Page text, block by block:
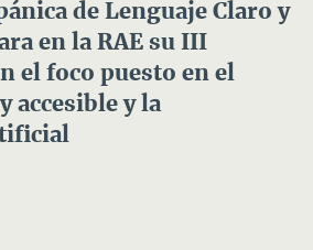
de Lenguaje Claro y
en la RAE su III
el foco puesto en el
accesible y la